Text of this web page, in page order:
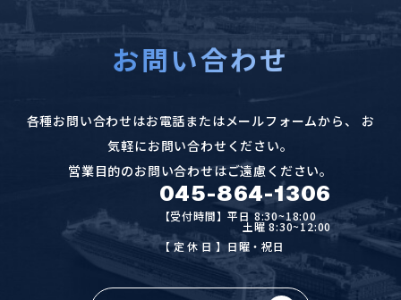
お問い合わせ
各種お問い合わせはお電話またはメールフォームから、
お
気軽にお問い合わせください。
営業目的のお問い合わせはご遠慮ください。
045-864-1306
【受付時間】平日 8:30~18:00
土曜 8:30~12:00
【定休日】日曜・祝日